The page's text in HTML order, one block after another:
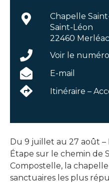
Du 9 juillet au 27 août –
Étape sur le chemin de
Compostelle, la
sanctuaires les plus
Chapelle
Saint-Léon
22460 Merléac
Voir le numéro
E-mail
Itinéraire –